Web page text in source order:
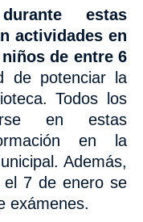
estas
actividades en
de entre 6
de potenciar la
Todos los
en estas
en la
Además,
el 7 de enero se
exámenes.